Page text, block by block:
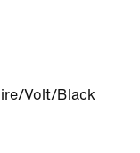
Volt/Black